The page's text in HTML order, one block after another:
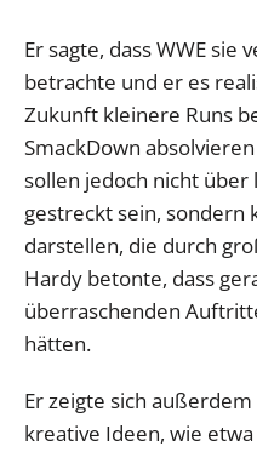
Er sagte, dass WWE sie
betrachte und er es
Zukunft kleinere Runs
SmackDown
sollen jedoch nicht
gestreckt sein, sondern
darstellen, die durch
Hardy betonte, dass
überraschenden
hätten.
Er zeigte sich
kreative Ideen, wie